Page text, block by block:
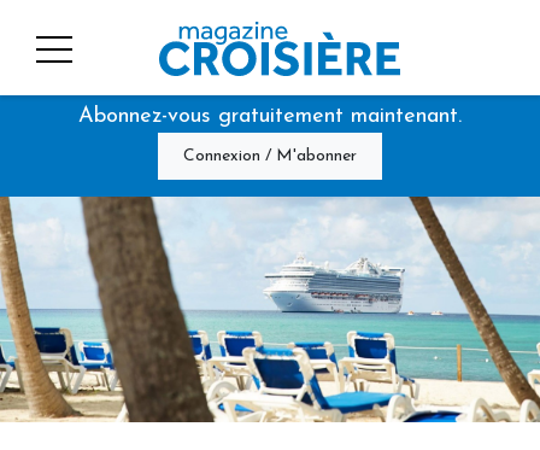
Abonnez-vous gratuitement maintenant.
Connexion / M'abonner